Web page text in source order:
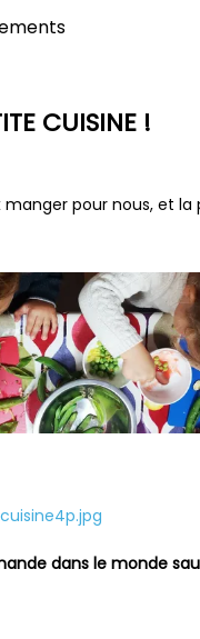
CUISINE !
manger pour nous, et la
dans le monde